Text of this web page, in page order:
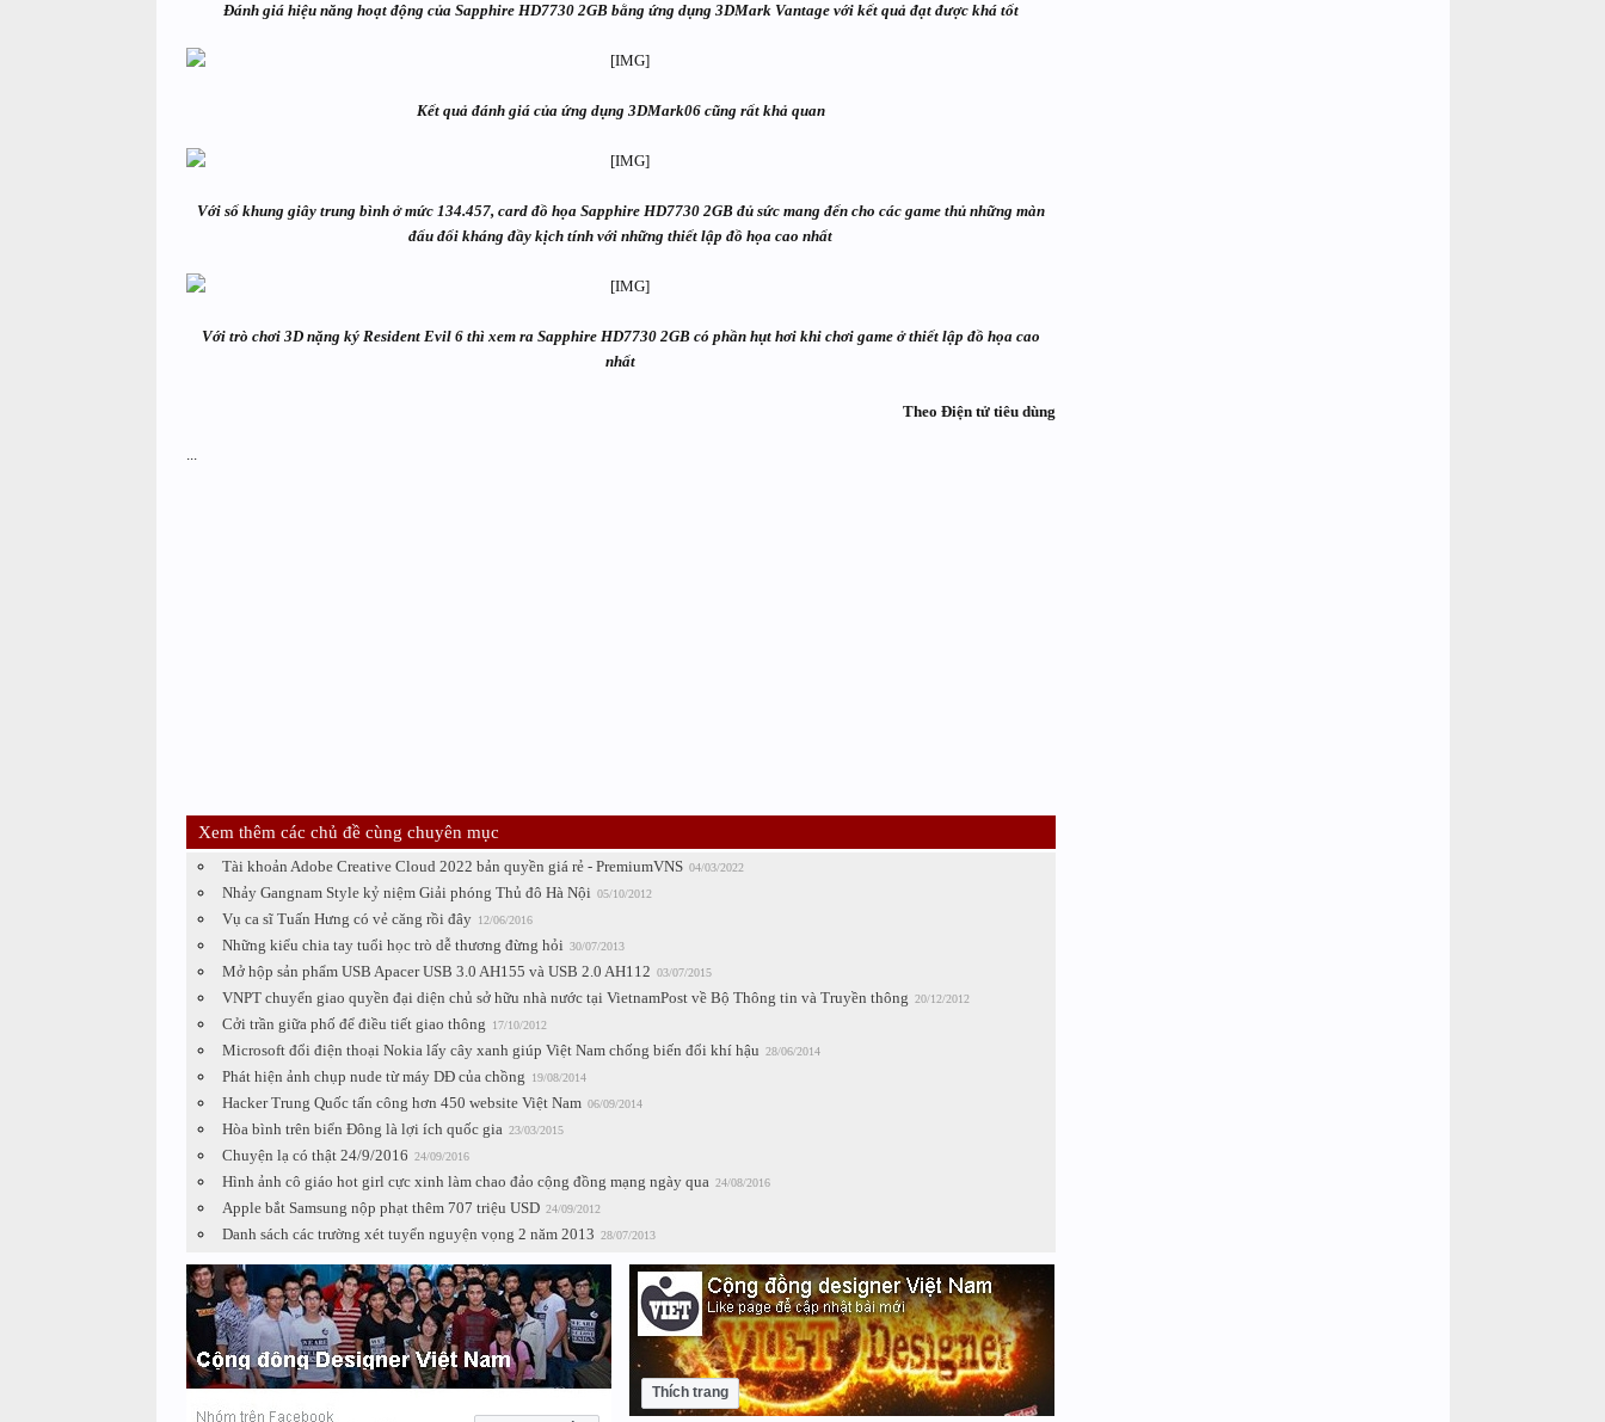
Đánh giá hiệu năng hoạt động của Sapphire HD7730 2GB bằng ứng dụng 3DMark Vantage với kết quả đạt được khá tốt
Kết quả đánh giá của ứng dụng 3DMark06 cũng rất khả quan
Với số khung giây trung bình ở mức 134.457, card đồ họa Sapphire HD7730 2GB đủ sức mang đến cho các game thủ những màn
đấu đối kháng đầy kịch tính với những thiết lập đồ họa cao nhất
Với trò chơi 3D nặng ký Resident Evil 6 thì xem ra Sapphire HD7730 2GB có phần hụt hơi khi chơi game ở thiết lập đồ họa cao
nhất
Theo Điện tử tiêu dùng
...
Xem thêm các chủ đề cùng chuyên mục
Tài khoản Adobe Creative Cloud 2022 bản quyền giá rẻ - PremiumVNS 04/03/2022
Nhảy Gangnam Style kỷ niệm Giải phóng Thủ đô Hà Nội 05/10/2012
Vụ ca sĩ Tuấn Hưng có vẻ căng rồi đây 12/06/2016
Những kiểu chia tay tuổi học trò dễ thương đừng hỏi 30/07/2013
Mở hộp sản phẩm USB Apacer USB 3.0 AH155 và USB 2.0 AH112 03/07/2015
VNPT chuyển giao quyền đại diện chủ sở hữu nhà nước tại VietnamPost về Bộ Thông tin và Truyền thông 20/12/2012
Cởi trần giữa phố để điều tiết giao thông 17/10/2012
Microsoft đổi điện thoại Nokia lấy cây xanh giúp Việt Nam chống biến đổi khí hậu 28/06/2014
Phát hiện ảnh chụp nude từ máy DĐ của chồng 19/08/2014
Hacker Trung Quốc tấn công hơn 450 website Việt Nam 06/09/2014
Hòa bình trên biển Đông là lợi ích quốc gia 23/03/2015
Chuyện lạ có thật 24/9/2016 24/09/2016
Hình ảnh cô giáo hot girl cực xinh làm chao đảo cộng đồng mạng ngày qua 24/08/2016
Apple bắt Samsung nộp phạt thêm 707 triệu USD 24/09/2012
Danh sách các trường xét tuyển nguyện vọng 2 năm 2013 28/07/2013
Thích trang